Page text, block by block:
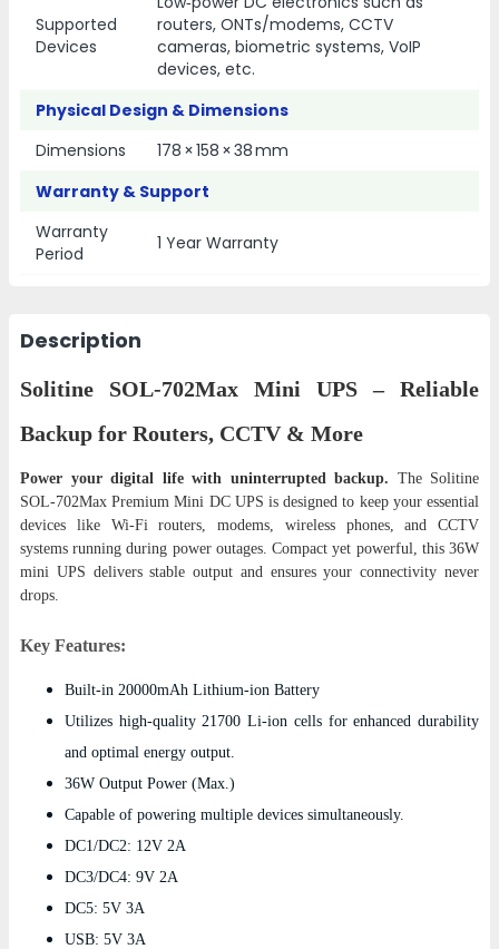
Supported
Devices
routers, ONTs/modems, CCTV
cameras, biometric systems, VoIP
devices, etc.
Physical Design & Dimensions
Dimensions
178 × 158 × 38 mm
Warranty & Support
Warranty
Period
1 Year Warranty
Description
Solitine SOL-702Max Mini UPS – Reliable
Backup for Routers, CCTV & More
Power your digital life with uninterrupted backup. The Solitine
SOL-702Max Premium Mini DC UPS is designed to keep your essential
devices like Wi-Fi routers, modems, wireless phones, and CCTV
systems running during power outages. Compact yet powerful, this 36W
mini UPS delivers stable output and ensures your connectivity never
drops.
Key Features:
Built-in 20000mAh Lithium-ion Battery
Utilizes high-quality 21700 Li-ion cells for enhanced durability
and optimal energy output.
36W Output Power (Max.)
Capable of powering multiple devices simultaneously.
DC1/DC2: 12V 2A
DC3/DC4: 9V 2A
DC5: 5V 3A
USB: 5V 3A